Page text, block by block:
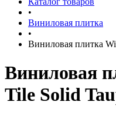
•
Виниловая плитка
•
Виниловая плитка
Виниловая
Tile Solid